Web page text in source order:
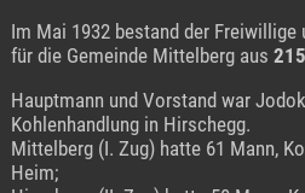
Im Mai 1932 bestand der Freiwillige
für die Gemeinde Mittelberg aus
Hauptmann und Vorstand war
Kohlenhandlung in Hirschegg.
Mittelberg (I. Zug) hatte 61 Mann,
Heim;